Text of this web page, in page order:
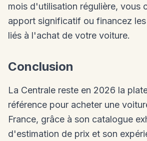
mois d'utilisation régulière, vous
apport significatif ou financez
liés à l'achat de votre voiture.
Conclusion
La Centrale reste en 2026 la
référence pour acheter une
France, grâce à son catalogue
d'estimation de prix et son